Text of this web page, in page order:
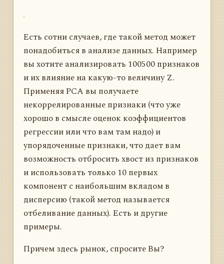
Есть сотни случаев, где такой метод может
понадобиться в анализе данных. Например
вы хотите анализировать 100500 признаков
и их влияние на какую-то величину Z.
Применяя PCA вы получаете
некоррелированные признаки (что уже
хорошо в смысле оценок коэффициентов
регрессии или что вам там надо) и
упорядоченные признаки, что дает вам
возможность отбросить хвост из признаков
и использовать только 10 первых
компонент с наибольшим вкладом в
дисперсию (такой метод называется
отбеливание данных). Есть и другие
примеры.
Причем здесь рынок, спросите Вы?